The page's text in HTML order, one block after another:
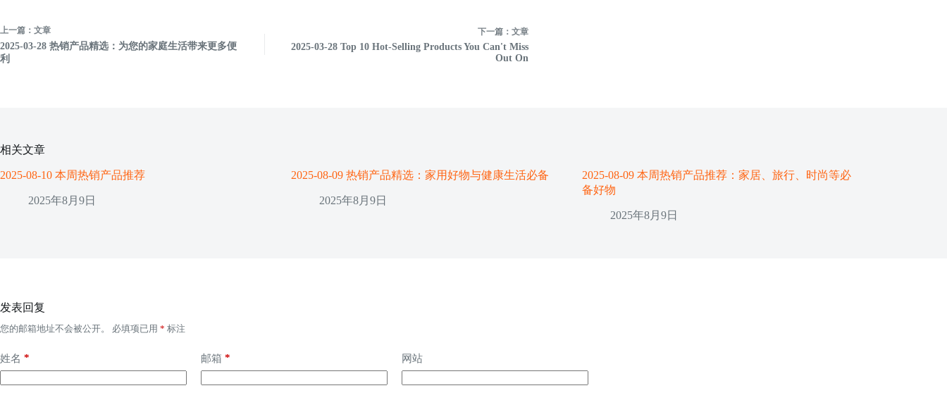
上一篇： 文章
2025-03-28 热销产品精选：为您的家庭生活带来更多便
利
下一篇： 文章
2025-03-28 Top 10 Hot-Selling Products You Can't Miss
Out On
相关文章
2025-08-10 本周热销产品推荐
2025年8月9日
2025-08-09 热销产品精选：家用好物与健康生活必备
2025年8月9日
2025-08-09 本周热销产品推荐：家居、旅行、时尚等必
备好物
2025年8月9日
发表回复
您的邮箱地址不会被公开。 必填项已用 * 标注
姓名 * 邮箱 * 网站